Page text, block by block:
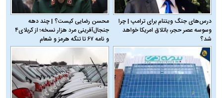
درس‌های جنگ ویتنام برای ترامپ | چرا
وسوسه عصر حجر، باتلاق امریکا خواهد
شد؟
محسن رضایی کیست؟ | چند دهه
جنجال‌آفرینی مرد هزار نسخه؛ از کربلای۴
و نامه ۶۷ تا تنگه هرمز و شعام